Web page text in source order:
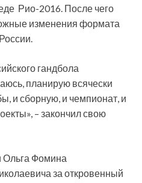
Рио-2016. После чего
изменения формата
гандбола
планирую всячески
и сборную, и чемпионат, и
– закончил свою
Ольга Фомина
за откровенный